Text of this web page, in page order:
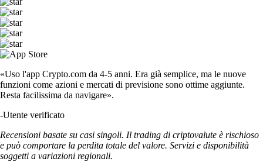
«Uso l'app Crypto.com da 4-5 anni. Era già semplice, ma le nuove
funzioni come azioni e mercati di previsione sono ottime aggiunte.
Resta facilissima da navigare».
-Utente verificato
Recensioni basate su casi singoli. Il trading di criptovalute è rischioso
e può comportare la perdita totale del valore. Servizi e disponibilità
soggetti a variazioni regionali.